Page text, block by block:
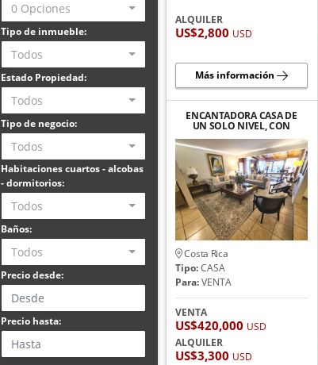
0 Opciones
Tipo de inmueble:
Todos
Estado Propiedad:
Todos
Tipo de negocio:
Todos
Habitaciones cuartos - alcobas
- dormitorios:
Todos
Baños:
Todos
Precio desde:
Precio hasta:
ALQUILER
US$2,800 USD
Más información
ENCANTADORA CASA DE
UN SOLO NIVEL, CON
BELLOS ESPACIOS EN
ESCAZÚ.
Costa Rica
Tipo:CASA
Para:VENTA
VENTA
US$420,000 USD
ALQUILER
US$3,300 USD